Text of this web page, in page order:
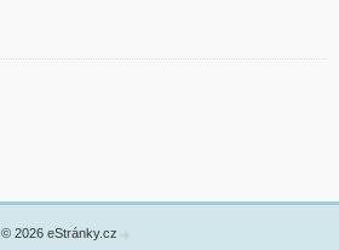
© 2026 eStránky.cz